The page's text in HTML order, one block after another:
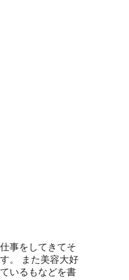
事をしてきてそ
。 また美容大好
いるもなどを書